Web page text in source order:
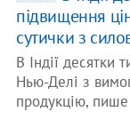
підвищення
сутички з
В Індії десятки
Нью-Делі з
продукцію,